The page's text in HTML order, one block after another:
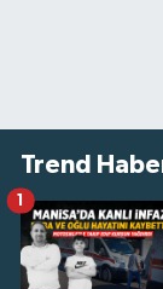
Trend
1